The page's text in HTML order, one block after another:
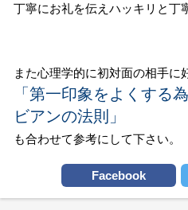
丁寧にお礼を伝えハッキリと丁
また心理学的に初対面の相手に
「第一印象をよくする
ビアンの法則」
も合わせて参考にして下さい。
Facebook